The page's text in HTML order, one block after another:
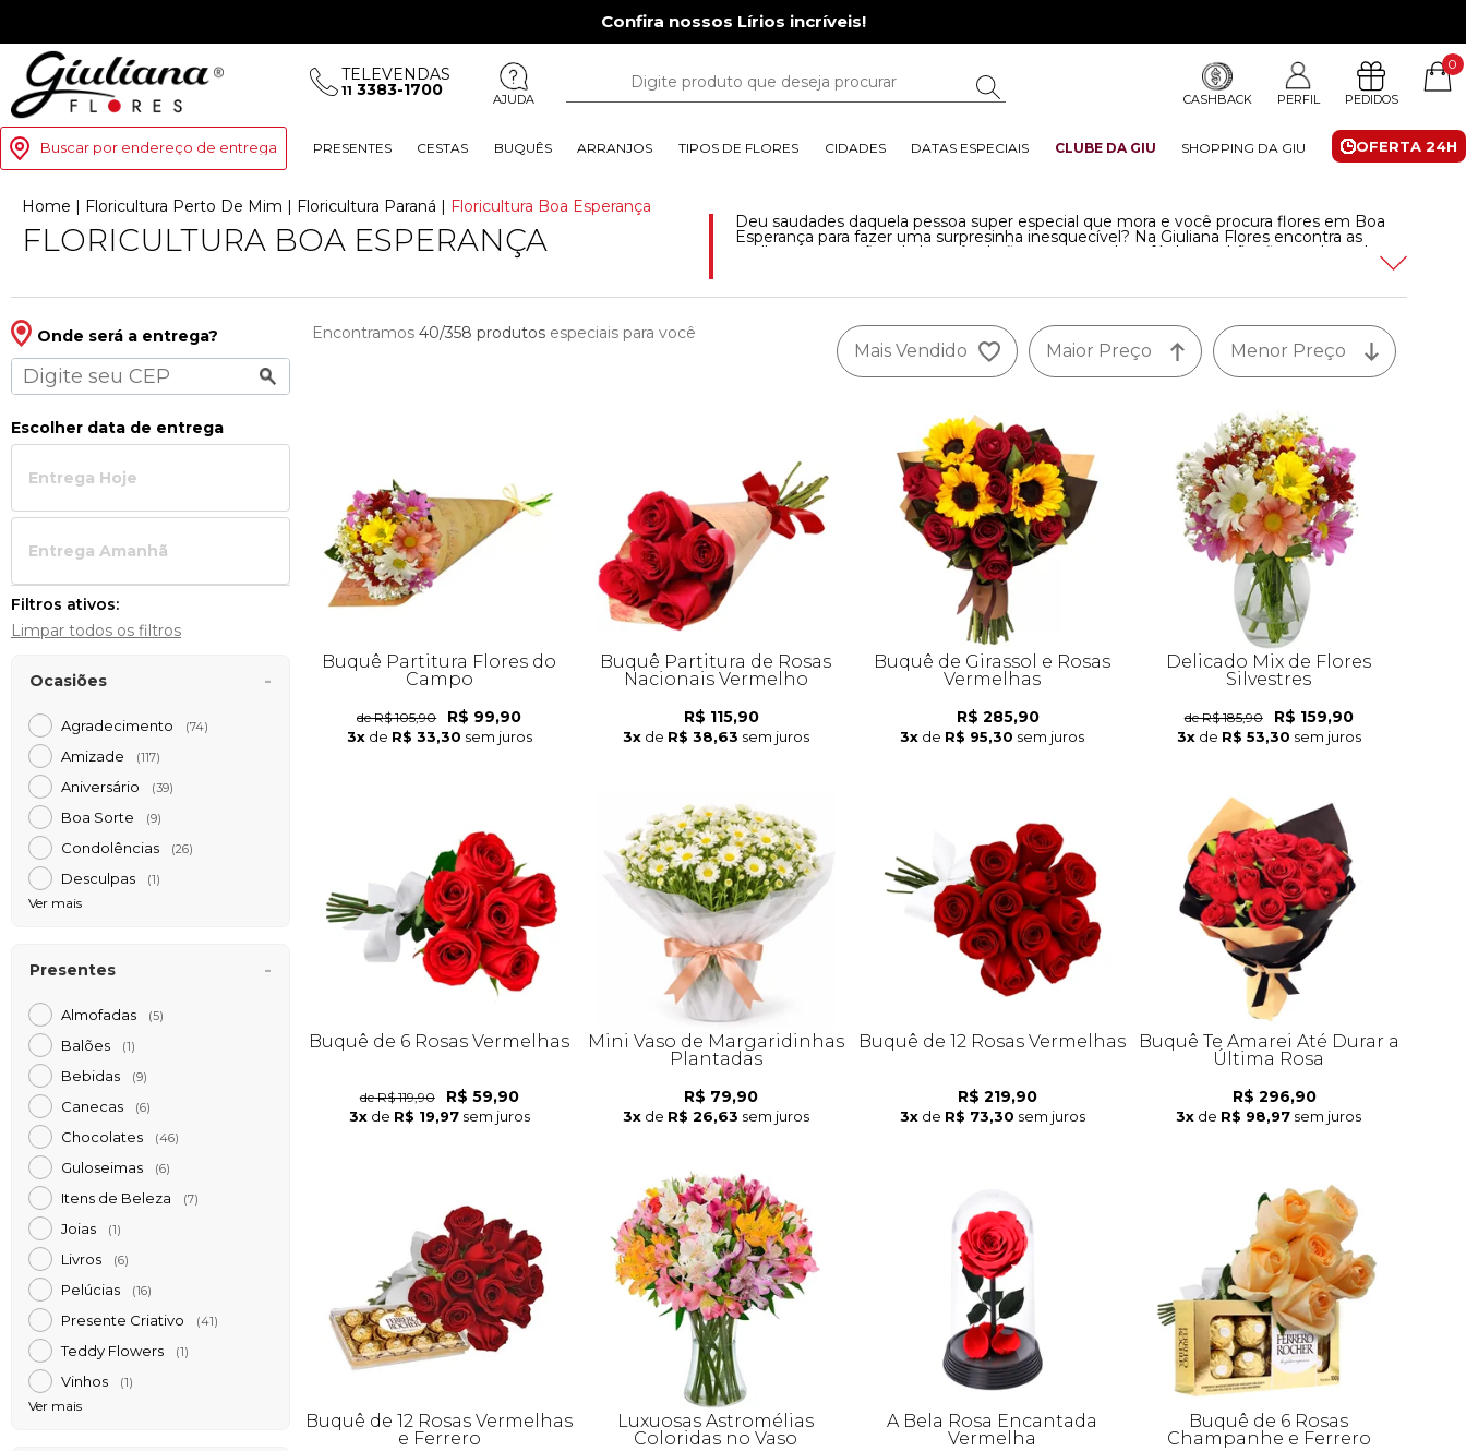
Confira nossos Lírios incríveis!
TELEVENDAS
11 3383-1700 AJUDA CASHBACK PERFIL PEDIDOS
0
Buscar por endereço de entrega OFERTA 24H
PRESENTES CESTAS BUQUÊS ARRANJOS TIPOS DE FLORES CIDADES DATAS ESPECIAIS CLUBE DA GIU SHOPPING DA GIU
Home | Floricultura Perto De Mim | Floricultura Paran | Floricultura Boa Esperança
FLORICULTURA BOA ESPERANÇA Deu saudades daquela pessoa super especial que mora e você procura flores em Boa
Esperança para fazer uma surpresinha inesquecível? Na Giuliana Flores encontra as
melhores sugestões de buquês de flores, cestas de café da manhã e flores plantadas
Onde será a entrega?
Escolher data de entrega
Entrega Hoje
Entrega Amanh
Filtros ativos:
Limpar todos os filtros
Ocasiões
Agradecimento (74)
Amizade (117)
Aniversário (39)
Boa Sorte (9)
Condolências (26)
Desculpas (1)
Ver mais
Presentes
Almofadas (5)
Balões (1)
Bebidas (9)
Canecas (6)
Chocolates (46)
Guloseimas (6)
Itens de Beleza (7)
Joias (1)
Livros (6)
Pelúcias (16)
Presente Criativo (41)
Teddy Flowers (1)
Vinhos (1)
Ver mais
Menor Preço
Maior Preço
Mais Vendido
Encontramos 40/358 produtos especiais para você
Buquê Partitura Flores do
Campo
de R$ 105,90 R$ 99,90
3x de R$ 33,30 sem juros
Buquê Partitura de Rosas
Nacionais Vermelho
R$ 115,90
3x de R$ 38,63 sem juros
Buquê de Girassol e Rosas
Vermelhas
R$ 285,90
3x de R$ 95,30 sem juros
Delicado Mix de Flores
Silvestres
de R$ 185,90 R$ 159,90
3x de R$ 53,30 sem juros
Buquê de 6 Rosas Vermelhas
de R$ 119,90 R$ 59,90
3x de R$ 19,97 sem juros
Mini Vaso de Margaridinhas
Plantadas
R$ 79,90
3x de R$ 26,63 sem juros
Buquê de 12 Rosas Vermelhas
R$ 219,90
3x de R$ 73,30 sem juros
Buquê Te Amarei Até Durar a
Última Rosa
R$ 296,90
3x de R$ 98,97 sem juros
Buquê de 12 Rosas Vermelhas
e Ferrero
Luxuosas Astromélias
Coloridas no Vaso
A Bela Rosa Encantada
Vermelha
Buquê de 6 Rosas
Champanhe e Ferrero